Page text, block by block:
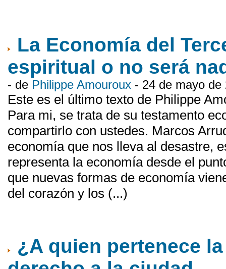
La Economía del
espiritual o no será
- de Philippe Amouroux - 24 de mayo de
Este es el último texto de Philippe
Para mi, se trata de su testamento
compartirlo con ustedes. Marcos
economía que nos lleva al desastre,
representa la economía desde el
que nuevas formas de economía
del corazón y los (...)
¿A quien pertenece